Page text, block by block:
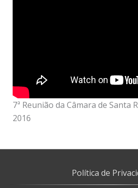
7ª Reunião da Câmara de Santa
2016
Política de